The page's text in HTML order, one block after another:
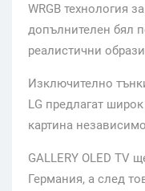
WRGB технология
допълнителен бял
реалистични
Изключително
LG предлагат
картина
GALLERY OLED TV
Германия, а след